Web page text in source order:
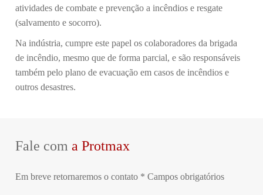
atividades de combate e prevenção a incêndios e resgate
(salvamento e socorro).
Na indústria, cumpre este papel os colaboradores da brigada
de incêndio, mesmo que de forma parcial, e são responsáveis
também pelo plano de evacuação em casos de incêndios e
outros desastres.
Fale com a Protmax
Em breve retornaremos o contato * Campos obrigatórios